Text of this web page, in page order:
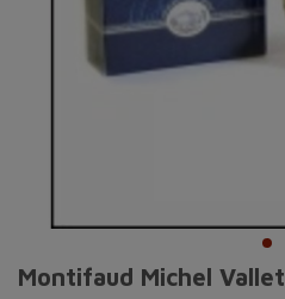
Montifaud Michel Vallet